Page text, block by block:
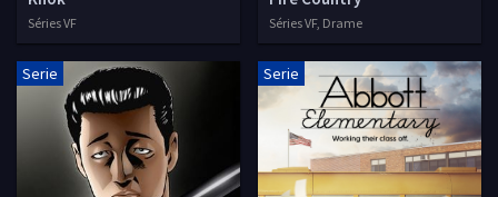
Séries VF Séries VF, Drame
Serie Serie